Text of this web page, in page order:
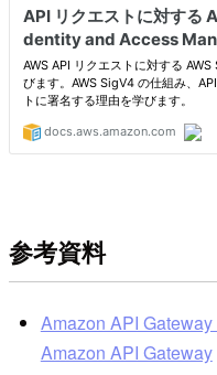
参考資料
Amazon API
Amazon API Gateway